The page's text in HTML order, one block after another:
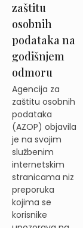
zaštitu
osobnih
podataka na
godišnjem
odmoru
Agencija za
zaštitu osobnih
podataka
(AZOP) objavila
je na svojim
službenim
internetskim
stranicama niz
preporuka
kojima se
korisnike